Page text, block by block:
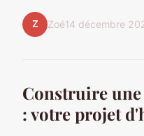
Z Zoé14 décembre
Construire une
: votre projet